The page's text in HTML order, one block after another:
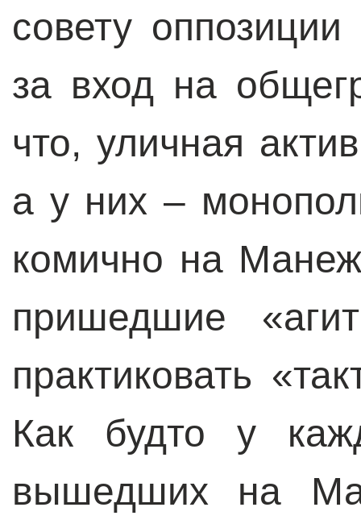
совету
за вход на
что, уличная
а у них –
комично на
пришедшие
практиковать
Как будто у
вышедших на